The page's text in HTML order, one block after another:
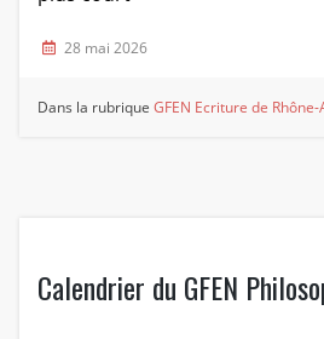
28 mai 2026
Dans la rubriqueGFEN Ecriture de Rhône-
Calendrier du GFEN